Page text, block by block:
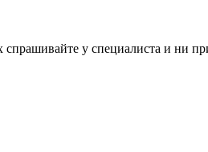
у специалиста и ни